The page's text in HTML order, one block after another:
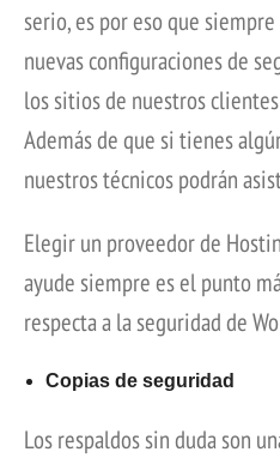
serio, es por eso que
nuevas configuraciones de
los sitios de nuestros
Además de que si tienes
nuestros técnicos podrán
Elegir un proveedor de
ayude siempre es el punto
respecta a la seguridad de
Copias de seguridad
Los respaldos sin duda son